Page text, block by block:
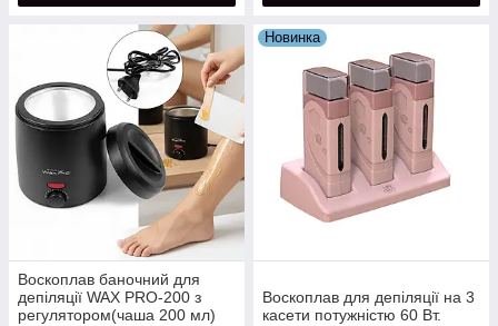
Воскоплав баночний для
депіляції WAX PRO-200 з
регулятором(чаша 200 мл)
Новинка
Воскоплав для депіляції на 3
касети потужністю 60 Вт.